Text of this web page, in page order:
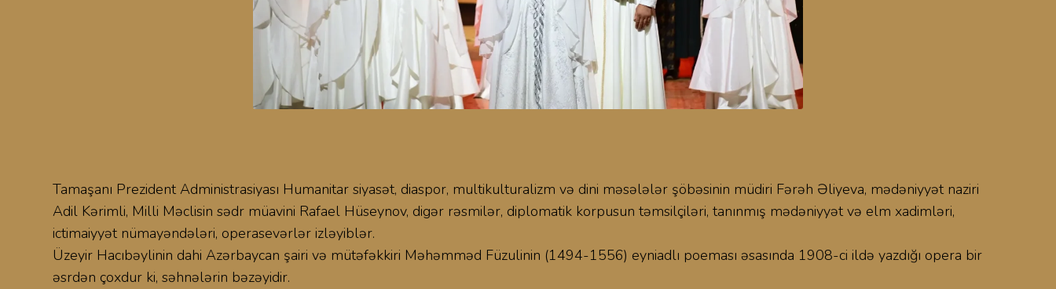
Tamaşanı Prezident Administrasiyası Humanitar siyasət, diaspor, multikulturalizm və dini məsələlər şöbəsinin müdiri Fərəh Əliyeva, mədəniyyət naziri
Adil Kərimli, Milli Məclisin sədr müavini Rafael Hüseynov, digər rəsmilər, diplomatik korpusun təmsilçiləri, tanınmış mədəniyyət və elm xadimləri,
ictimaiyyət nümayəndələri, operasevərlər izləyiblər.
Üzeyir Hacıbəylinin dahi Azərbaycan şairi və mütəfəkkiri Məhəmməd Füzulinin (1494-1556) eyniadlı poeması əsasında 1908-ci ildə yazdığı opera bir
əsrdən çoxdur ki, səhnələrin bəzəyidir.